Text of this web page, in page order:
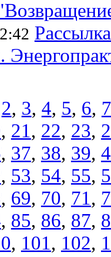
2, 3, 4, 5, 6, 7
, 21, 22, 23,
, 37, 38, 39,
, 53, 54, 55,
, 69, 70, 71,
, 85, 86, 87,
, 101, 102,